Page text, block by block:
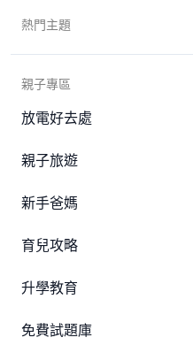
熱門主題
親子專區
放電好去處
親子旅遊
新手爸媽
育兒攻略
升學教育
免費試題庫